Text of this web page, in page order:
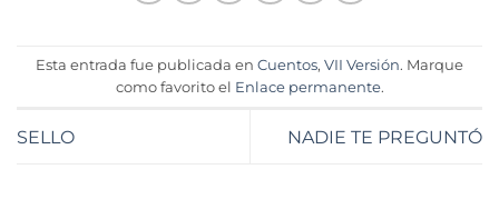
Esta entrada fue publicada en Cuentos, VII Versión. Marque
como favorito el Enlace permanente.
SELLO NADIE TE PREGUNTÓ